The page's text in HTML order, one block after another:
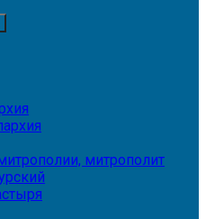
митрополит